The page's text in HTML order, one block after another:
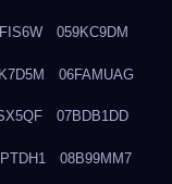
059KC9DM
06FAMUAG
07BDB1DD
08B99MM7